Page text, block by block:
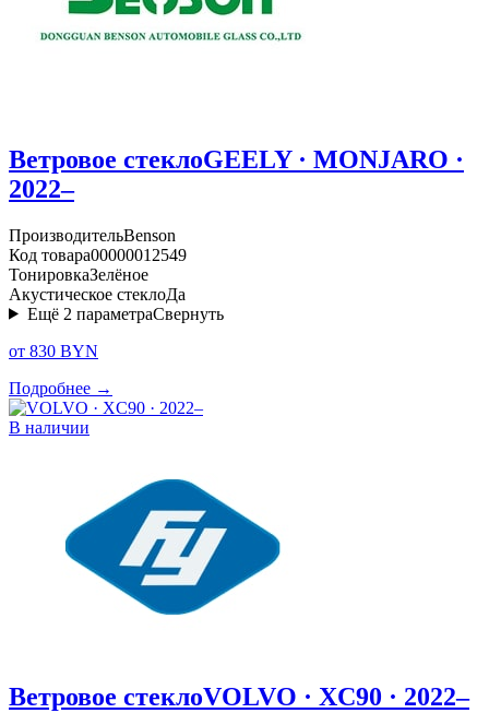
Ветровое стеклоGEELY · MONJARO ·
2022–
ПроизводительBenson
Код товара00000012549
ТонировкаЗелёное
Акустическое стеклоДа
Ещё 2 параметраСвернуть
от 830 BYN
Подробнее →
В наличии
Ветровое стеклоVOLVO · XC90 · 2022–